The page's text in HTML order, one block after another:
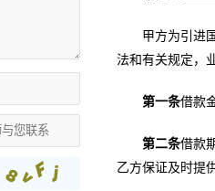
甲方为引进
法和有关规定，
第一条借款
第二条借款
乙方保证及时提